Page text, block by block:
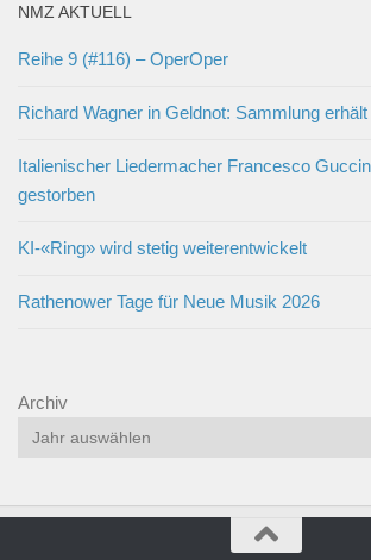
NMZ AKTUELL
Reihe 9 (#116) – OperOper
Richard Wagner in Geldnot: Sammlung
Italienischer Liedermacher Francesco
gestorben
KI-«Ring» wird stetig weiterentwickelt
Rathenower Tage für Neue Musik 2026
Archiv